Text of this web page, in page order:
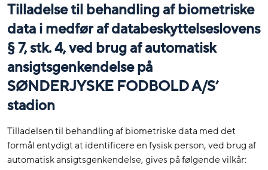
Tilladelse til behandling af biometriske
data i medfør af databeskyttelseslovens
§ 7, stk. 4, ved brug af automatisk
ansigtsgenkendelse på
SØNDERJYSKE FODBOLD A/S’
stadion
Tilladelsen til behandling af biometriske data med det
formål entydigt at identificere en fysisk person, ved brug af
automatisk ansigtsgenkendelse, gives på følgende vilkår: